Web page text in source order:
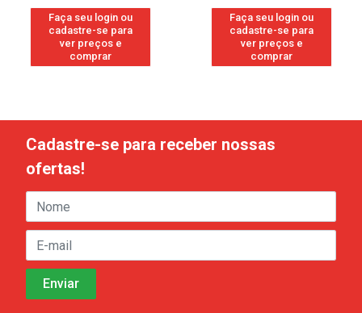
Faça seu login ou
cadastre-se para
ver preços e
comprar
Faça seu login ou
cadastre-se para
ver preços e
comprar
Cadastre-se para receber nossas
ofertas!